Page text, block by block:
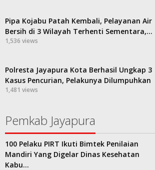
Pipa Kojabu Patah Kembali, Pelayanan Air
Bersih di 3 Wilayah Terhenti Sementara,…
1,536 views
Polresta Jayapura Kota Berhasil Ungkap 3
Kasus Pencurian, Pelakunya Dilumpuhkan
1,481 views
Pemkab Jayapura
100 Pelaku PIRT Ikuti Bimtek Penilaian
Mandiri Yang Digelar Dinas Kesehatan
Kabu…